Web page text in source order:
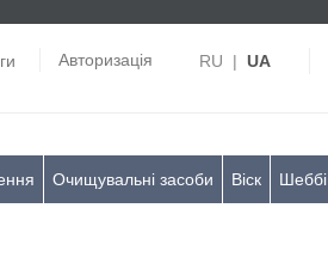
Авторизація RU | UA
Очищувальні засоби Віск Шеббі